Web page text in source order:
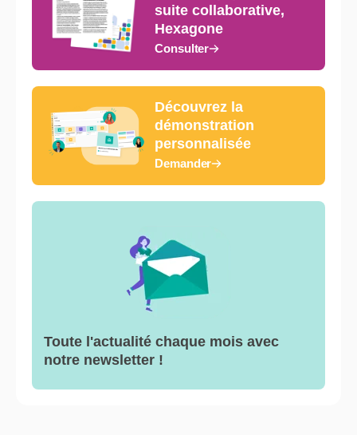
suite collaborative,
Hexagone
Consulter
Découvrez la
démonstration
personnalisée
Demander
Toute l'actualité chaque mois avec
notre newsletter !